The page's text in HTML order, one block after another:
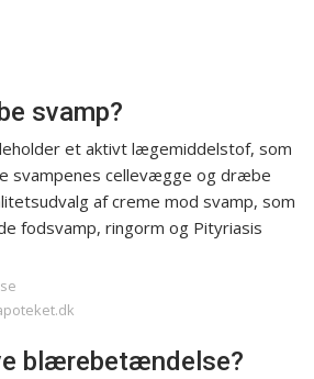
svamp?
et aktivt lægemiddelstof, som
svampenes cellevægge og dræbe
af creme mod svamp, som
fodsvamp, ringorm og Pityriasis
blærebetændelse?